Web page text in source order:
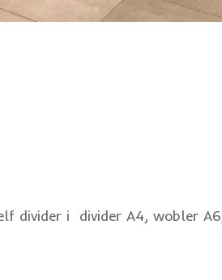
divider i divider A4, wobler